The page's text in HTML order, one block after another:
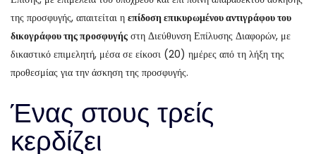
της προσφυγής, απαιτείται η επίδοση επικυρωμένου αντιγράφου του
δικογράφου της προσφυγής στη Διεύθυνση Επίλυσης Διαφορών, με
δικαστικό επιμελητή, μέσα σε είκοσι (20) ημέρες από τη λήξη της
προθεσμίας για την άσκηση της προσφυγής.
Ένας στους τρείς
κερδίζει